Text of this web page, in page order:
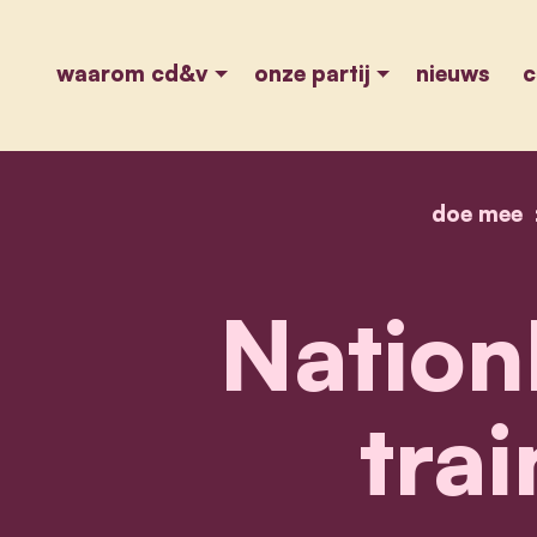
waarom cd&v onze partij nieuws
doe mee